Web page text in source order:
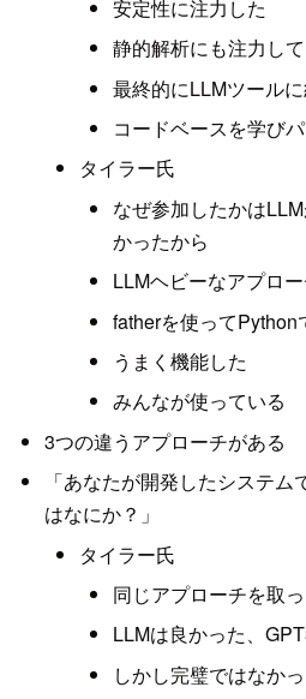
安定性に注力した
静的解析にも注力し
最終的にLLMツール
コードベースを学び
タイラー氏
なぜ参加したかは
かったから
LLMヘビーなアプロ
fatherを使って
うまく機能した
みんなが使っている
3つの違うアプローチがある
「あなたが開発したシステ
はなにか？」
タイラー氏
同じアプローチを取
LLMは良かった、
しかし完璧ではなか